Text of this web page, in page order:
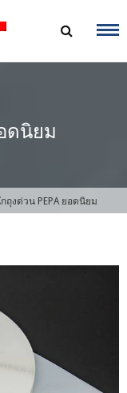
ดนิยม
ถุงด่วน PEPA ยอดนิยม